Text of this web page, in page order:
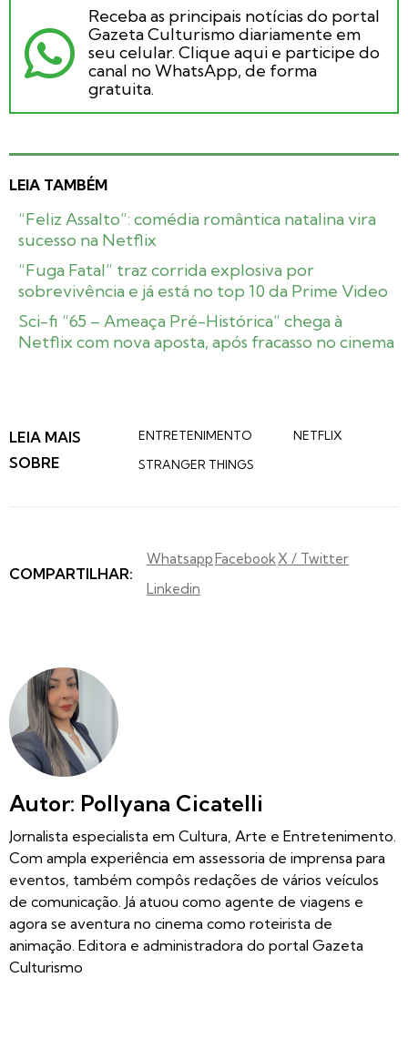
Receba as principais notícias do portal
Gazeta Culturismo diariamente em
seu celular. Clique aqui e participe do
canal no WhatsApp, de forma
gratuita.
LEIA TAMBÉM
“Feliz Assalto”: comédia romântica natalina vira
sucesso na Netflix
“Fuga Fatal” traz corrida explosiva por
sobrevivência e já está no top 10 da Prime Video
Sci-fi “65 – Ameaça Pré-Histórica” chega à
Netflix com nova aposta, após fracasso no cinema
LEIA MAIS
SOBRE
ENTRETENIMENTO
NETFLIX
STRANGER THINGS
COMPARTILHAR:
Whatsapp FacebookX / Twitter
Linkedin
Autor: Pollyana Cicatelli
Jornalista especialista em Cultura, Arte e Entretenimento.
Com ampla experiência em assessoria de imprensa para
eventos, também compôs redações de vários veículos
de comunicação. Já atuou como agente de viagens e
agora se aventura no cinema como roteirista de
animação. Editora e administradora do portal Gazeta
Culturismo